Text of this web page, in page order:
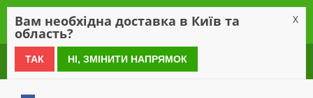
0 800 21 54 55
Вам необхідна доставка в Київ та
область?
X
ТАК НІ, ЗМІНИТИ НАПРЯМОК